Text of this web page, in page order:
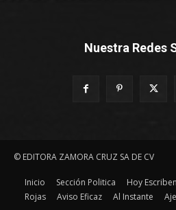
Nuestra Redes
© EDITORA ZAMORA CRUZ SA DE CV
Inicio Sección Politica Hoy Escriben
Rojas
Aviso Eficaz Al Instante